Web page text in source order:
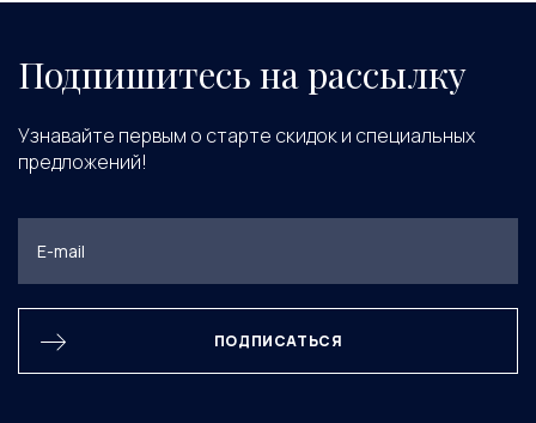
Подпишитесь на рассылку
Узнавайте первым о старте скидок и специальных
предложений!
ПОДПИСАТЬСЯ